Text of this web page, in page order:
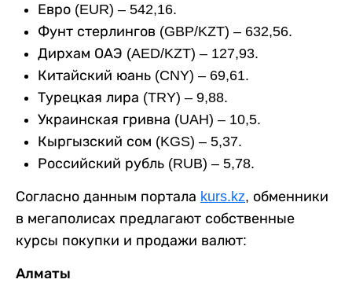
Евро (EUR) – 542,16.
Фунт стерлингов (GBP/KZT) – 632,56.
Дирхам ОАЭ (AED/KZT) – 127,93.
Китайский юань (CNY) – 69,61.
Турецкая лира (TRY) – 9,88.
Украинская гривна (UAH) – 10,5.
Кыргызский сом (KGS) – 5,37.
Российский рубль (RUB) – 5,78.
Согласно данным портала kurs.kz, обменники
в мегаполисах предлагают собственные
курсы покупки и продажи валют:
Алматы